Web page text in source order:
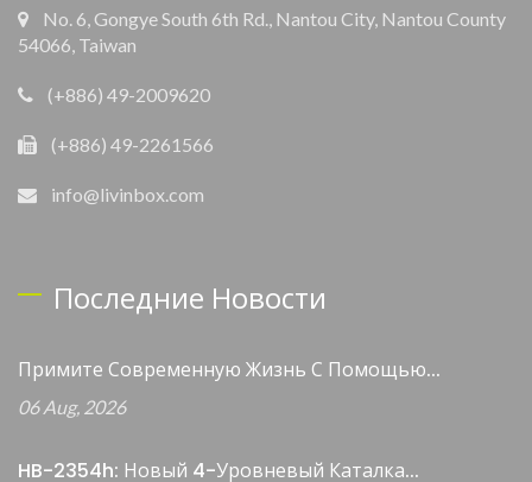
No. 6, Gongye South 6th Rd., Nantou City, Nantou County
54066, Taiwan
(+886) 49-2009620
(+886) 49-2261566
info@livinbox.com
Последние Новости
Примите Современную Жизнь С Помощью...
06 Aug, 2026
HB-2354h: Новый 4-Уровневый Каталка...